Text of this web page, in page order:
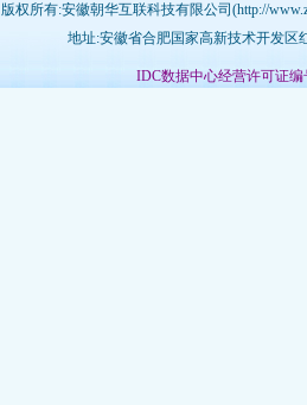
版权所有:安徽朝华互联科技有限公司(http://
地址:安徽省合肥国家高新技术开发区
IDC数据中心经营许可证